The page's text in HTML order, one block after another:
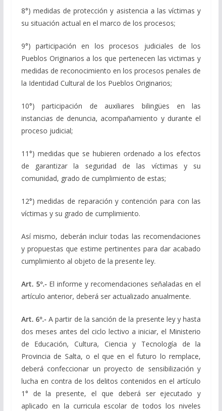
8°) medidas de protección y asistencia a las víctimas y
su situación actual en el marco de los procesos;
9°) participación en los procesos judiciales de los
Pueblos Originarios a los que pertenecen las victimas y
medidas de reconocimiento en los procesos penales de
la Identidad Cultural de los Pueblos Originarios;
10°) participación de auxiliares bilingües en las
instancias de denuncia, acompañamiento y durante el
proceso judicial;
11°) medidas que se hubieren ordenado a los efectos
de garantizar la seguridad de las víctimas y su
comunidad, grado de cumplimiento de estas;
12°) medidas de reparación y contención para con las
víctimas y su grado de cumplimiento.
Así mismo, deberán incluir todas las recomendaciones
y propuestas que estime pertinentes para dar acabado
cumplimiento al objeto de la presente ley.
Art. 5º.- El informe y recomendaciones señaladas en el
artículo anterior, deberá ser actualizado anualmente.
Art. 6º.- A partir de la sanción de la presente ley y hasta
dos meses antes del ciclo lectivo a iniciar, el Ministerio
de Educación, Cultura, Ciencia y Tecnología de la
Provincia de Salta, o el que en el futuro lo remplace,
deberá confeccionar un proyecto de sensibilización y
lucha en contra de los delitos contenidos en el artículo
1° de la presente, el que deberá ser ejecutado y
aplicado en la curricula escolar de todos los niveles